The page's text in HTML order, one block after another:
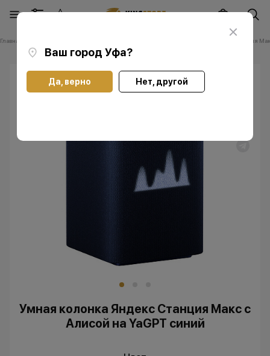
Ваш город Уфа?
Да, верно Нет, другой
Главная Умная колонка Яндекс Станция
Умная колонка Яндекс Станция Макс с
Алисой на YaGPT синий